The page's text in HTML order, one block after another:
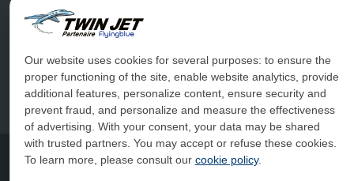
General Conditions of Carriage
Haufige Fragen
Kontakt
Our website uses cookies for several purposes: to ensure the
proper functioning of the site, enable website analytics, provide
additional features, personalize content, ensure security and
prevent fraud, and personalize and measure the effectiveness
of advertising. With your consent, your data may be shared
with trusted partners. You may accept or refuse these cookies.
To learn more, please consult our cookie policy.